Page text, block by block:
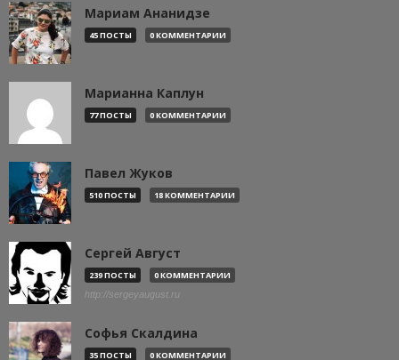
Мариам Ананидзе
45 ПОСТЫ 0 КОММЕНТАРИИ
Марианна Каплун
77 ПОСТЫ 0 КОММЕНТАРИИ
Павел Жуков
510 ПОСТЫ 18 КОММЕНТАРИИ
Сергей Август
239 ПОСТЫ 0 КОММЕНТАРИИ
http://sergeyaugust.ru
Софья Скалдина
35 ПОСТЫ 0 КОММЕНТАРИИ